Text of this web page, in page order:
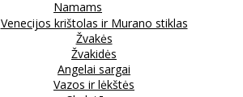
Namams
Venecijos krištolas ir Murano stiklas
Žvakės
Žvakidės
Angelai sargai
Vazos ir lėkštės